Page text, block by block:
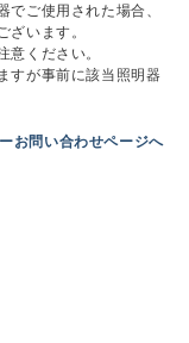
ご使用された場合、
ざいます。
意ください。
すが事前に該当照明器
お問い合わせページへ